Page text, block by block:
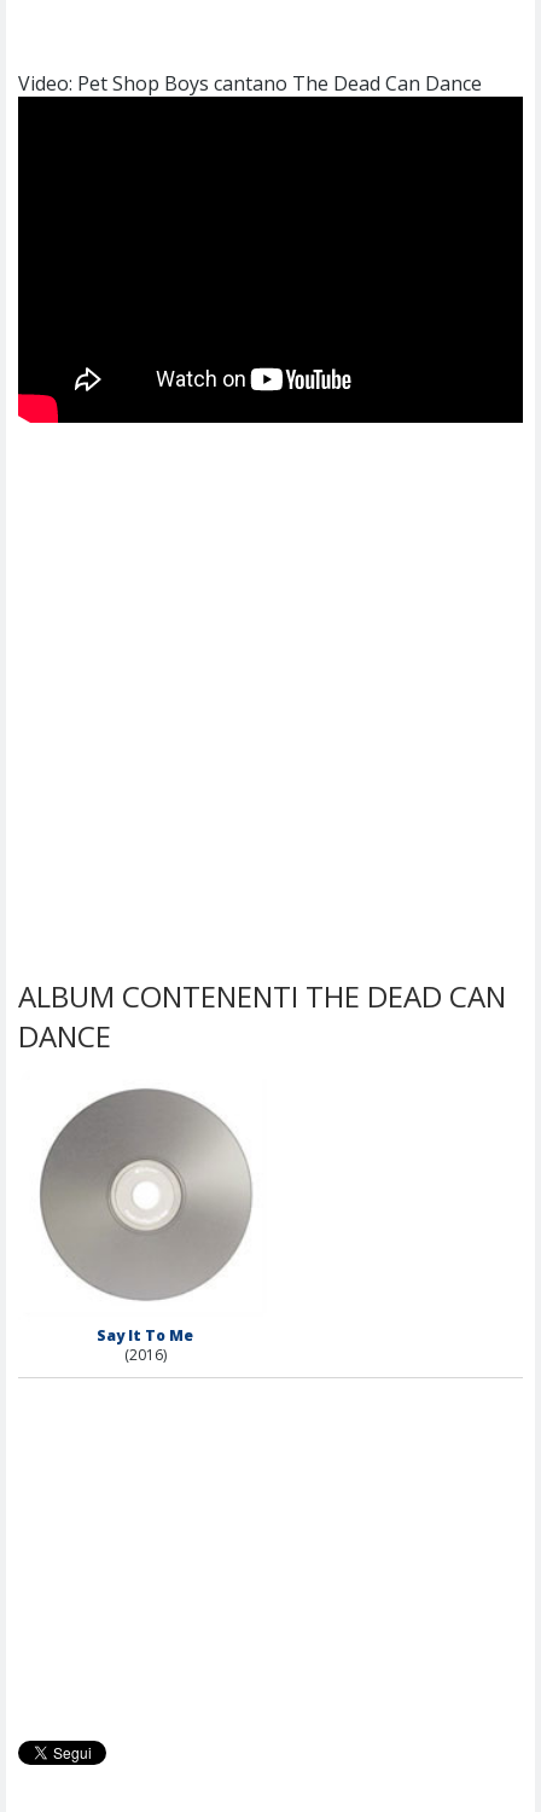
Video: Pet Shop Boys cantano The Dead Can Dance
ALBUM CONTENENTI THE DEAD CAN
DANCE
Say It To Me
(2016)